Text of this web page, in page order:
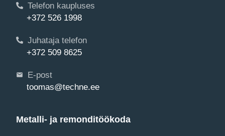
Telefon kaupluses
+372 526 1998
Juhataja telefon
+372 509 8625
E-post
toomas@techne.ee
Metalli- ja remonditöökoda